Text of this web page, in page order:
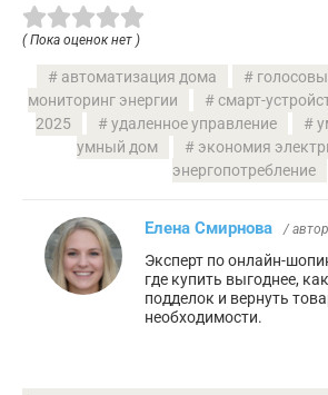
( Пока оценок нет )
автоматизация дома
мониторинг энергии
смарт-
2025
удаленное управление
умный дом
экономия
энергопотребление
Елена Смирнова /
Эксперт по онлайн-
где купить выгоднее,
подделок и вернуть
необходимости.